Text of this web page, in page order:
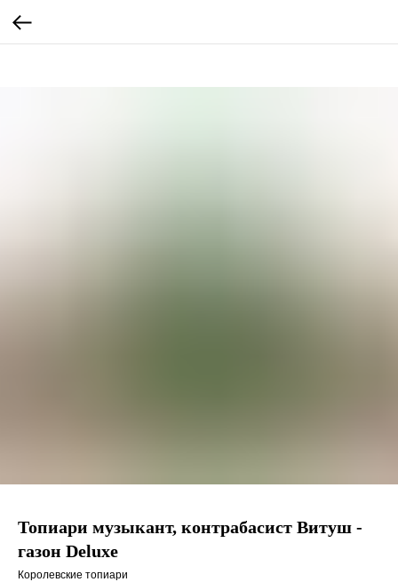
Топиари музыкант, контрабасист Витуш -
газон Deluxe
Королевские топиари